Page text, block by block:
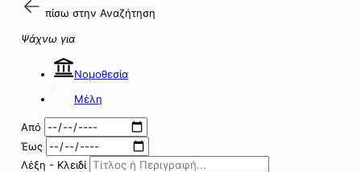
πίσω στην Αναζήτηση
Ψάχνω για
Νομοθεσία
Μέλη
Από
Έως
Λέξη - Κλειδί